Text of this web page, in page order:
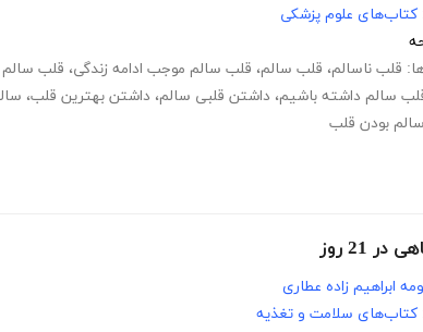
کتاب‌های علوم پزشکی
قلب ناسالم، قلب سالم، قلب سالم موجب ادامه زندگی، قلب سالم
سالم داشته باشیم، داشتن قلبی سالم، داشتن بهترین قلب،
بودن قلب
21 روز
ابراهیم زاده عطاری
کتاب‌های سلامت و تغذیه